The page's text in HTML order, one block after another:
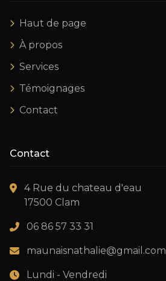
Haut de page
À propos
Services
Témoignages
Contact
Contact
4 Rue du chateau d'eau
17500 Clam
06 86 57 33 31
maunaisnathalie@gmail.com
Lundi - Vendredi